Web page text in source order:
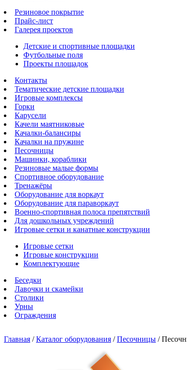
Резиновое покрытие
Прайс-лист
Галерея проектов
Детские и спортивные площадки
Футбольные поля
Проекты площадок
Контакты
Тематические детские площадки
Игровые комплексы
Горки
Карусели
Качели маятниковые
Качалки-балансиры
Качалки на пружине
Песочницы
Машинки, кораблики
Резиновые малые формы
Спортивное оборудование
Тренажёры
Оборудование для воркаут
Оборудование для параворкаут
Военно-спортивная полоса препятствий
Для дошкольных учреждений
Игровые сетки и канатные конструкции
Игровые сетки
Игровые конструкции
Комплектующие
Беседки
Лавочки и скамейки
Столики
Урны
Ограждения
Главная /Каталог оборудования /Песочницы /